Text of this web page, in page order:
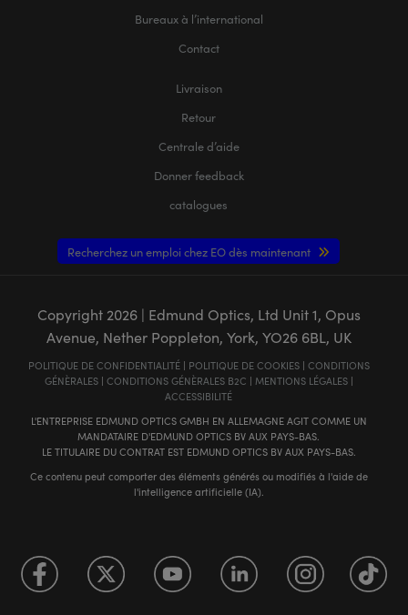
Bureaux à l’international
Contact
Livraison
Retour
Centrale d’aide
Donner feedback
catalogues
Recherchez un emploi chez EO dès maintenant
Copyright 2026| Edmund Optics, Ltd Unit 1, Opus
Avenue, Nether Poppleton, York, YO26 6BL, UK
POLITIQUE DE CONFIDENTIALITÉ| POLITIQUE DE COOKIES| CONDITIONS
GÉNÈRALES| CONDITIONS GÉNÈRALES B2C | MENTIONS LÉGALES|
ACCESSIBILITÉ
L'ENTREPRISE EDMUND OPTICS GMBH EN ALLEMAGNE AGIT COMME UN
MANDATAIRE D'EDMUND OPTICS BV AUX PAYS-BAS.
LE TITULAIRE DU CONTRAT EST EDMUND OPTICS BV AUX PAYS-BAS.
Ce contenu peut comporter des éléments générés ou modifiés à l'aide de
l'intelligence artificielle (IA).